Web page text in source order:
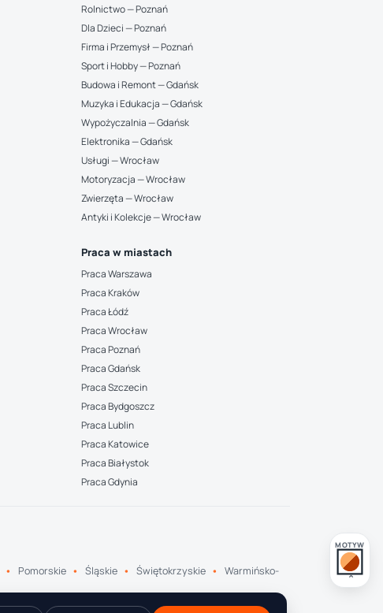
MOTYW
Rolnictwo — Poznań
Dla Dzieci — Poznań
Firma i Przemysł — Poznań
Sport i Hobby — Poznań
Budowa i Remont — Gdańsk
Muzyka i Edukacja — Gdańsk
Wypożyczalnia — Gdańsk
Elektronika — Gdańsk
Usługi — Wrocław
Motoryzacja — Wrocław
Zwierzęta — Wrocław
Antyki i Kolekcje — Wrocław
Praca w miastach
Praca Warszawa
Praca Kraków
Praca Łódź
Praca Wrocław
Praca Poznań
Praca Gdańsk
Praca Szczecin
Praca Bydgoszcz
Praca Lublin
Praca Katowice
Praca Białystok
Praca Gdynia
Pomorskie Śląskie Świętokrzyskie
Warmińsko-